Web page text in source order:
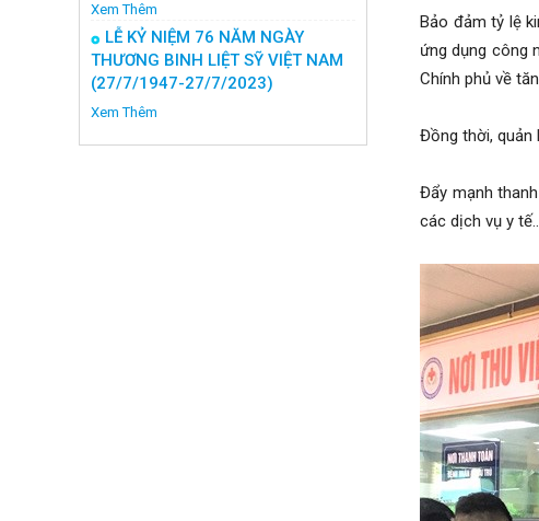
Bảo đảm tỷ lệ
ứng dụng công
Chính phủ về
Đồng thời, quản
Đẩy mạnh
các dịch vụ y
Xem Thêm
LỄ KỶ NIỆM 76 NĂM NGÀY
THƯƠNG BINH LIỆT SỸ VIỆT NAM
(27/7/1947-27/7/2023)
Xem Thêm